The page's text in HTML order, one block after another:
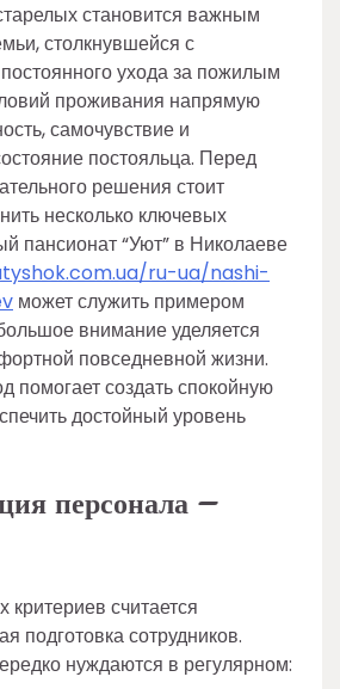
становится важным
столкнувшейся с
ухода за пожилым
проживания напрямую
самочувствие и
постояльца. Перед
решения стоит
несколько ключевых
пансионат “Уют” в Николаеве
ru-ua/nashi-
может служить примером
внимание уделяется
повседневной жизни.
помогает создать спокойную
достойный уровень
персонала –
считается
подготовка сотрудников.
нуждаются в регулярном: